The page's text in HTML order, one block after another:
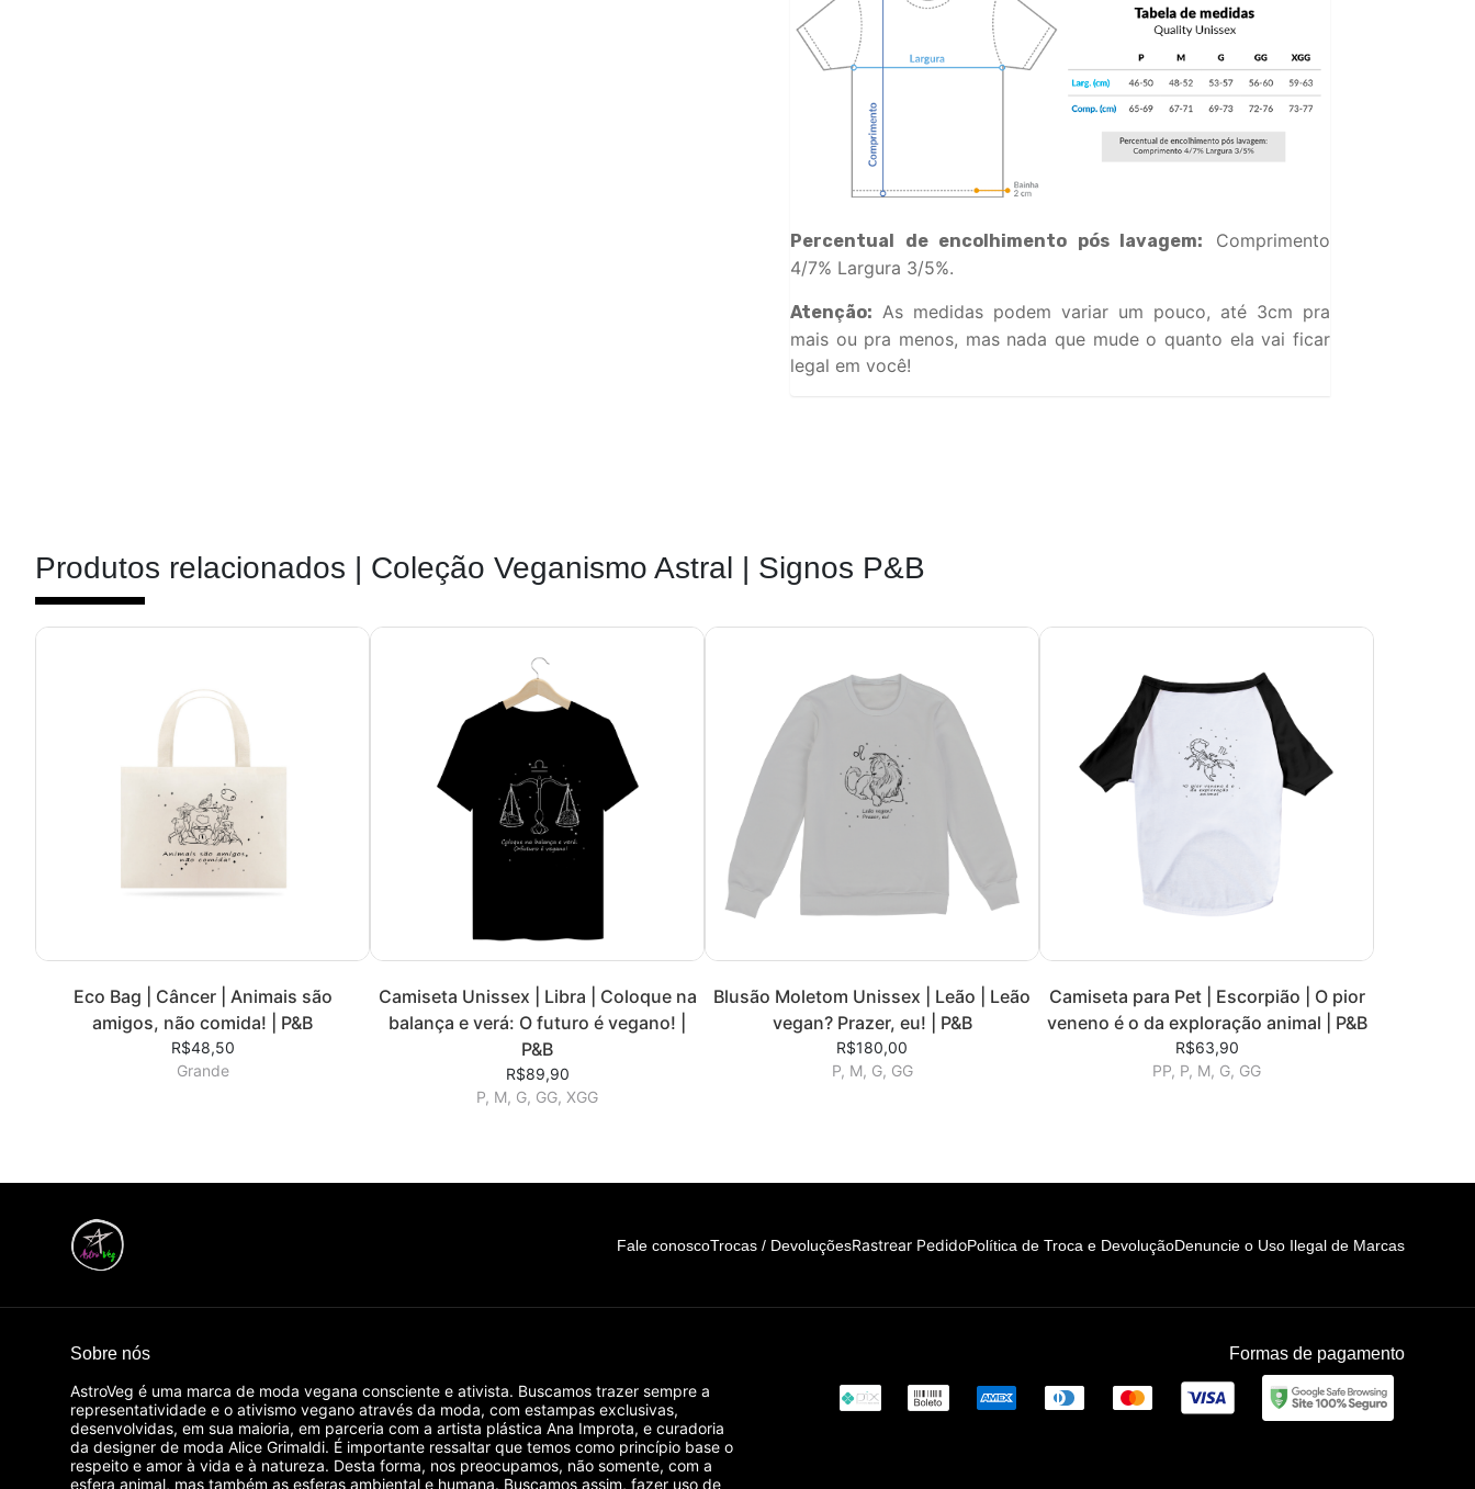
Percentual de encolhimento pós lavagem:
Comprimento
4/7% Largura 3/5%.
Atenção: As medidas podem variar um pouco, até 3cm pra
mais ou pra menos, mas nada que mude o quanto ela vai ficar
legal em você!
Produtos relacionados | Coleção Veganismo Astral | Signos P&B
Eco Bag | Câncer | Animais são
amigos, não comida! | P&B
R$48,50
Grande
Camiseta Unissex | Libra | Coloque na
balança e verá: O futuro é vegano! |
P&B
R$89,90
P, M, G, GG, XGG
Blusão Moletom Unissex | Leão | Leão
vegan? Prazer, eu! | P&B
R$180,00
P, M, G, GG
Camiseta para Pet | Escorpião | O pior
veneno é o da exploração animal | P&B
R$63,90
PP, P, M, G, GG
Fale conoscoTrocas / DevoluçõesRastrear PedidoPolítica de Troca e DevoluçãoDenuncie o Uso Ilegal de Marcas
Sobre nós
AstroVeg é uma marca de moda vegana consciente e ativista. Buscamos trazer sempre a
representatividade e o ativismo vegano através da moda, com estampas exclusivas,
desenvolvidas, em sua maioria, em parceria com a artista plástica Ana Improta, e curadoria
da designer de moda Alice Grimaldi. É importante ressaltar que temos como princípio base o
respeito e amor à vida e à natureza. Desta forma, nos preocupamos, não somente, com a
esfera animal, mas também as esferas ambiental e humana. Buscamos assim, fazer uso de
Formas de pagamento